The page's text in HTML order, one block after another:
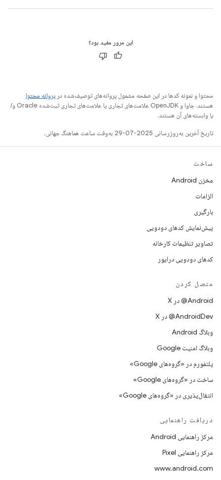
این مرور مفید بود؟
محتوا و نمونه کدها در این صفحه مشمول پروانه‌های توصیف‌شده در پروانه محتوا
هستند. جاوا و OpenJDK علامت‌های تجاری یا علامت‌های تجاری ثبت‌شده Oracle و/
یا وابسته‌های آن هستند.
تاریخ آخرین به‌روزرسانی 2025-07-29 به‌وقت ساعت هماهنگ جهانی.
ساخت
مخزن Android
الزامات
بارگیری
پیش‌نمایش کدهای دودویی
تصاویر تنظیمات کارخانه
کدهای دودویی درایور
متصل کردن
‫‎@Android در X
‫‎@AndroidDev در X
وبلاگ Android
وبلاگ امنیت Google
پلتفورم در «گروه‌های Google»
ساخت در «گروه‌های Google»
انتقال‌پذیری در «گروه‌های Google»
دریافت راهنمایی
مرکز راهنمایی Android
مرکز راهنمایی Pixel
www.android.com